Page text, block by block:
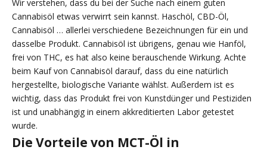
Wir verstehen, dass du bei der Suche nach einem guten
Cannabisöl etwas verwirrt sein kannst. Haschöl, CBD-Öl,
Cannabisöl … allerlei verschiedene Bezeichnungen für ein und
dasselbe Produkt. Cannabisöl ist übrigens, genau wie Hanföl,
frei von THC, es hat also keine berauschende Wirkung. Achte
beim Kauf von Cannabisöl darauf, dass du eine natürlich
hergestellte, biologische Variante wählst. Außerdem ist es
wichtig, dass das Produkt frei von Kunstdünger und Pestiziden
ist und unabhängig in einem akkreditierten Labor getestet
wurde.
Die Vorteile von MCT-Öl in